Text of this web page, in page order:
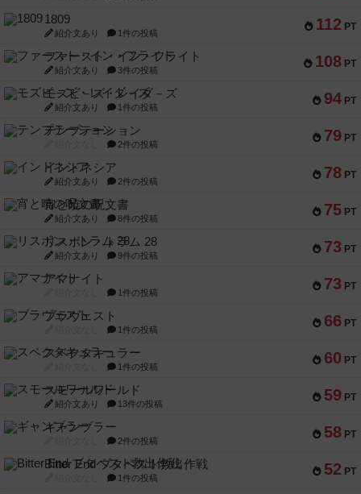
112 PT
1809
紹介文あり 1件の投稿
108 PT
ファースト・イン・フライト
紹介文あり 3件の投稿
94 PT
モズビ－ズ・レイダ－ズ
紹介文あり 1件の投稿
79 PT
テンプテーション
2件の投稿
78 PT
インドネシア
紹介文あり 2件の投稿
75 PT
宵と暁の呪文書
紹介文あり 8件の投稿
73 PT
リスボン・トラム 28
紹介文あり 9件の投稿
73 PT
アマナイト
1件の投稿
66 PT
ブラヴェスト
1件の投稿
60 PT
スペクタキュラー
1件の投稿
59 PT
スモールワールド
紹介文あり 13件の投稿
58 PT
ギャンブラー
2件の投稿
52 PT
Bitter End ブタペスト救出作戦
1件の投稿